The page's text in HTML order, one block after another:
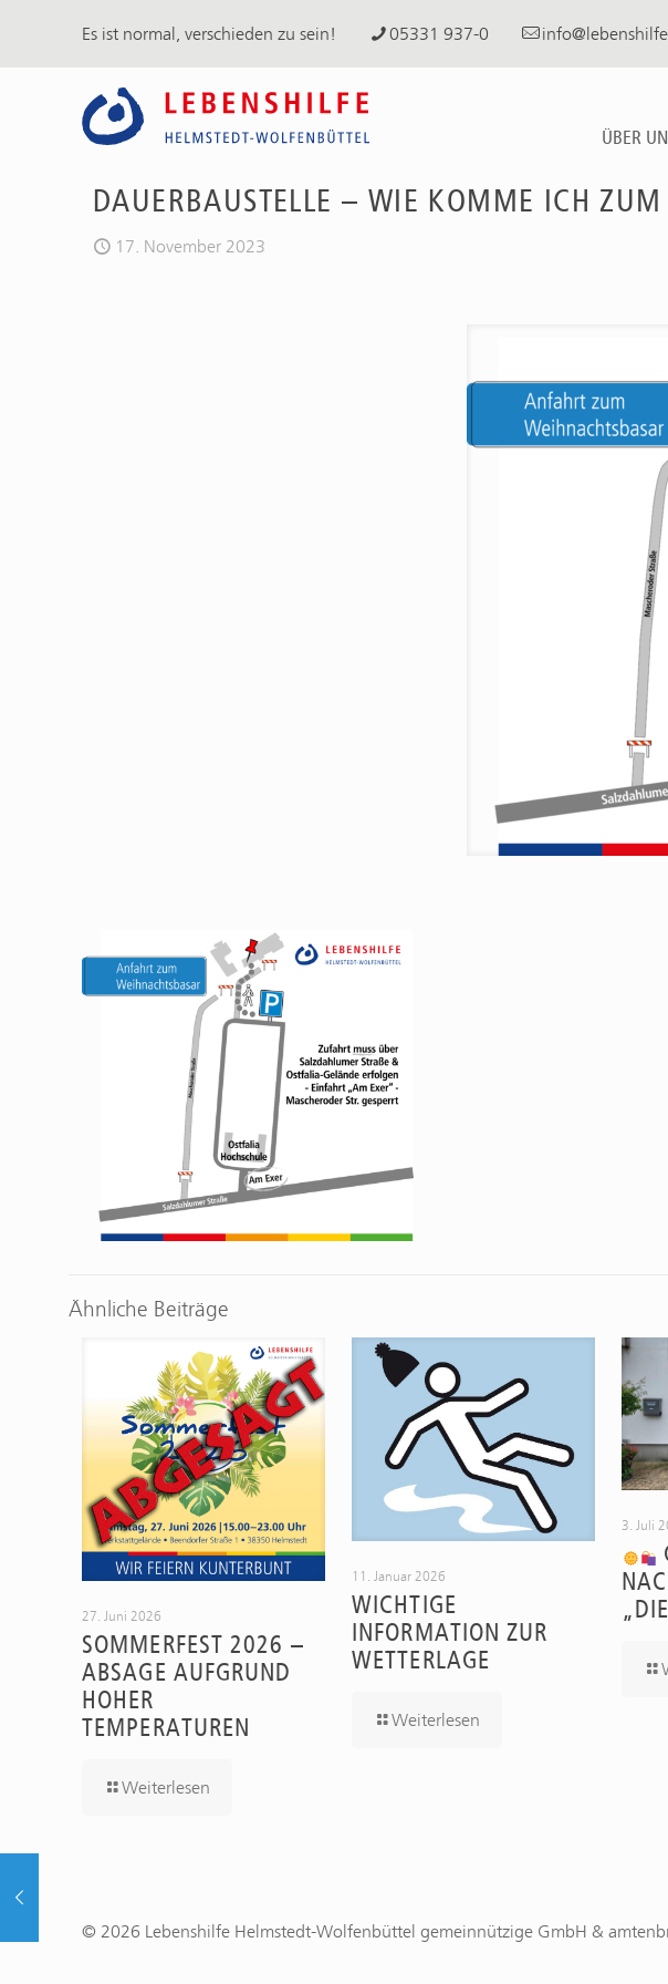
Es ist normal, verschieden zu sein! 05331 937-0
ÜBER
DAUERBAUSTELLE – WIE KOMME ICH
17. November 2023
Ähnliche Beiträge
27. Juni 2026
SOMMERFEST 2026 –
ABSAGE AUFGRUND
HOHER
TEMPERATUREN
Weiterlesen
11. Januar 2026
WICHTIGE
INFORMATION ZUR
WETTERLAGE
Weiterlesen
3. Juli
© 2026 Lebenshilfe Helmstedt-Wolfenbüttel gemeinnützige GmbH &